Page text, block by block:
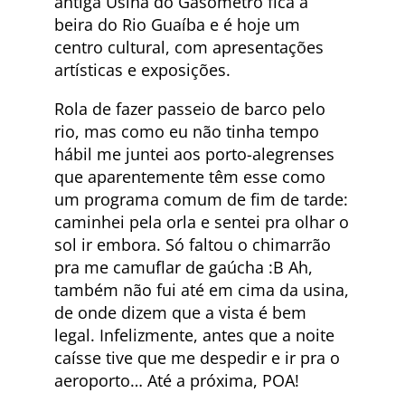
beira do Rio Guaíba e é hoje um
centro cultural, com apresentações
artísticas e exposições.
Rola de fazer passeio de barco pelo
rio, mas como eu não tinha tempo
hábil me juntei aos porto-alegrenses
que aparentemente têm esse como
um programa comum de fim de tarde:
caminhei pela orla e sentei pra olhar o
sol ir embora. Só faltou o chimarrão
pra me camuflar de gaúcha :B Ah,
também não fui até em cima da usina,
de onde dizem que a vista é bem
legal. Infelizmente, antes que a noite
caísse tive que me despedir e ir pra o
aeroporto… Até a próxima, POA!